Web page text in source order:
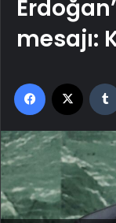
mesajı:
Facebook